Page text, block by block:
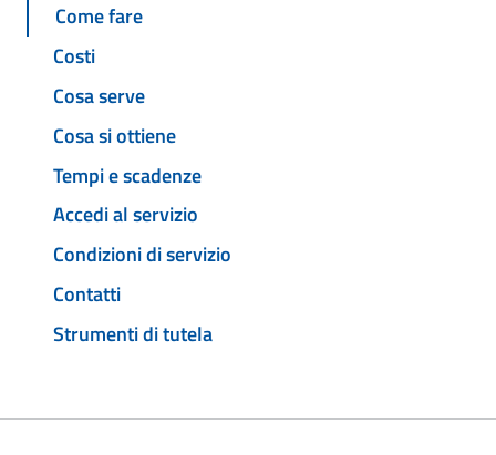
Come fare
Costi
Cosa serve
Cosa si ottiene
Tempi e scadenze
Accedi al servizio
Condizioni di servizio
Contatti
Strumenti di tutela